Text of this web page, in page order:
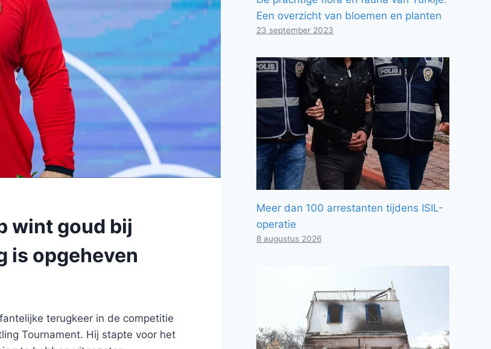
wint goud bij
is opgeheven
terugkeer in de competitie
Tournament. Hij stapte voor het
Een overzicht van bloemen en planten
23 september 2023
Meer dan 100 arrestanten tijdens ISIL-
operatie
8 augustus 2026